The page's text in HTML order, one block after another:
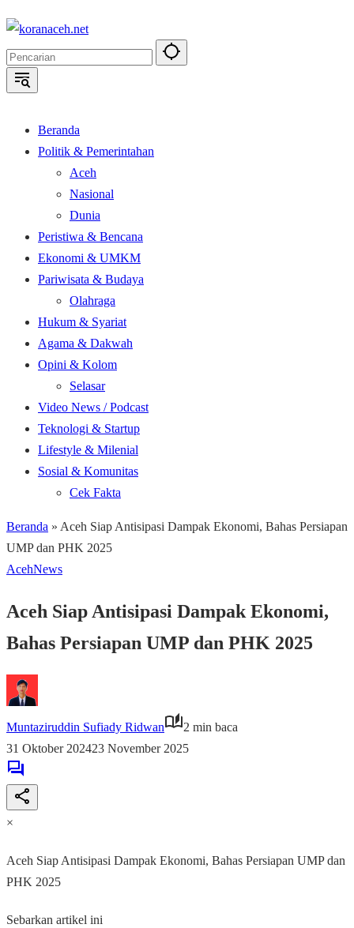
Langsung
konten
Beranda
Politik & Pemerintahan
Aceh
Nasional
Dunia
Peristiwa & Bencana
Ekonomi & UMKM
Pariwisata & Budaya
Olahraga
Hukum & Syariat
Agama & Dakwah
Opini & Kolom
Selasar
Video News / Podcast
Teknologi & Startup
Lifestyle & Milenial
Sosial & Komunitas
Cek Fakta
Beranda » Aceh Siap Antisipasi Dampak Ekonomi, Bahas Persiapan
UMP dan PHK 2025
AcehNews
Aceh Siap Antisipasi Dampak Ekonomi,
Bahas Persiapan UMP dan PHK 2025
Muntaziruddin Sufiady Ridwan
2 min baca
31 Oktober 202423 November 2025
×
Aceh Siap Antisipasi Dampak Ekonomi, Bahas Persiapan UMP dan
PHK 2025
Sebarkan artikel ini